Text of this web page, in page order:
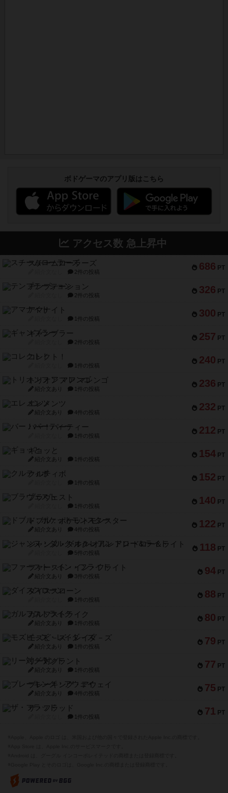
ボドゲーマのアプリ版はこちら
アクセス数 急上昇中
686 PT
スチームローラーズ
2件の投稿
326 PT
テンプテーション
2件の投稿
300 PT
アマナイト
1件の投稿
257 PT
ギャンブラー
2件の投稿
240 PT
コレクト！
1件の投稿
236 PT
トリオンフ ア マレンゴ
紹介文あり 1件の投稿
232 PT
エレメンツ
紹介文あり 4件の投稿
212 PT
バー！パーティー
1件の投稿
154 PT
ギョッと
紹介文あり 1件の投稿
152 PT
クルティボ
1件の投稿
140 PT
ブラヴェスト
1件の投稿
122 PT
ドブル：ポケットモンスター
紹介文あり 4件の投稿
118 PT
ジャンヌ・ダルク-オルレアン ドロー＆ライト
5件の投稿
94 PT
ファースト・イン・フライト
紹介文あり 3件の投稿
88 PT
ダイススローン
1件の投稿
80 PT
ガルフストライク
紹介文あり 1件の投稿
79 PT
モズビ－ズ・レイダ－ズ
紹介文あり 1件の投稿
77 PT
リー対グラント
紹介文あり 1件の投稿
75 PT
ブレーキング・アウェイ
紹介文あり 4件の投稿
71 PT
ザ・フラッド
1件の投稿